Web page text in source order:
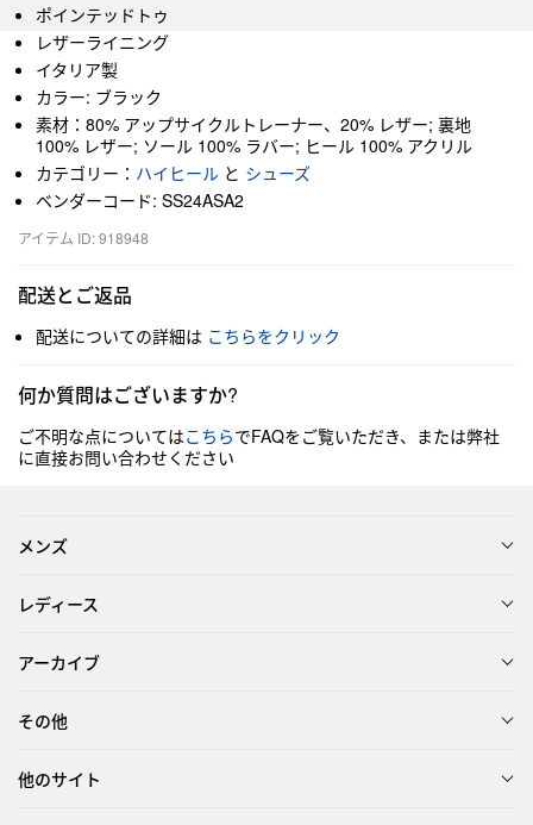
ポインテッドトゥ
レザーライニング
イタリア製
カラー: ブラック
素材：80% アップサイクルトレーナー、20% レザー; 裏地
100% レザー; ソール 100% ラバー; ヒール 100% アクリル
カテゴリー： ハイヒール と シューズ
ベンダーコード: SS24ASA2
アイテム ID: 918948
配送とご返品
配送についての詳細は こちらをクリック
何か質問はございますか?
ご不明な点についてはこちらでFAQをご覧いただき、または弊社
に直接お問い合わせください
メンズ
レディース
アーカイブ
その他
他のサイト